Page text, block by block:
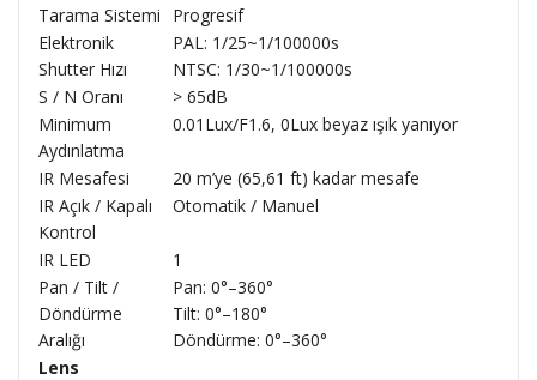
Tarama Sistemi
Progresif
Elektronik
Shutter Hızı
PAL: 1/25~1/100000s
NTSC: 1/30~1/100000s
S / N Oranı
> 65dB
Minimum
Aydınlatma
0.01Lux/F1.6, 0Lux beyaz ışık yanıyor
IR Mesafesi
20 m’ye (65,61 ft) kadar mesafe
IR Açık / Kapalı
Kontrol
Otomatik / Manuel
IR LED
1
Pan / Tilt /
Döndürme
Aralığı
Pan: 0°–360°
Tilt: 0°–180°
Döndürme: 0°–360°
Lens